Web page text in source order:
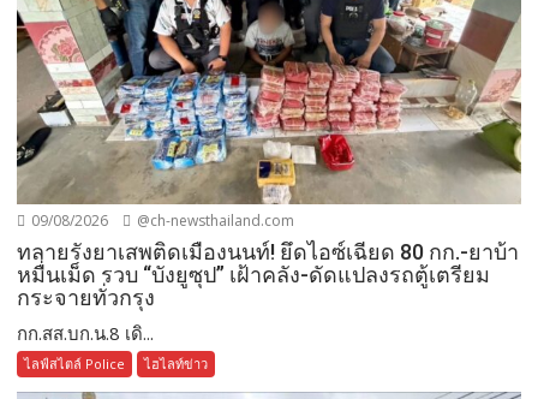
09/08/2026 @ch-newsthailand.com
ทลายรังยาเสพติดเมืองนนท์! ยึดไอซ์เฉียด 80 กก.-ยาบ้า
หมื่นเม็ด รวบ “บังยูซุป” เฝ้าคลัง-ดัดแปลงรถตู้เตรียม
กระจายทั่วกรุง
กก.สส.บก.น.8 เดิ...
ไลฟ์สไตล์ Police ไฮไลท์ข่าว